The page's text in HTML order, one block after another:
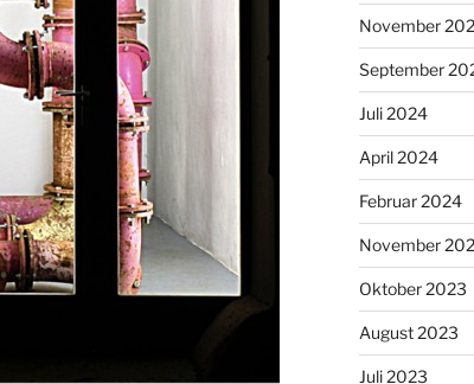
November
September
Juli 2024
April 2024
Februar 2024
November
Oktober 2023
August 2023
Juli 2023